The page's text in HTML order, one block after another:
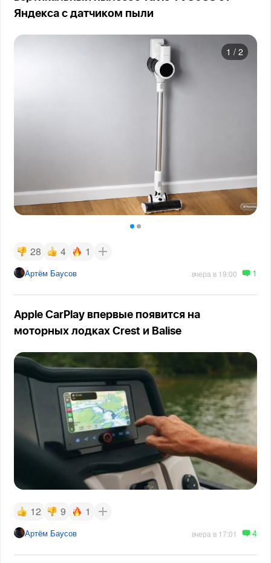
Яндекса с датчиком пыли
1 / 2
28 4 1
Артём Баусов вчера в 19:00 1
Apple CarPlay впервые появится на
моторных лодках Crest и Balise
12 9 1
Артём Баусов вчера в 17:01 4